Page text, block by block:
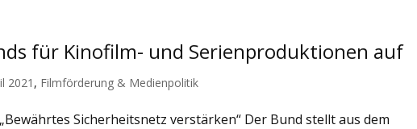
für Kinofilm- und Serienproduktionen auf
2021 , Filmförderung & Medienpolitik
Sicherheitsnetz verstärken“ Der Bund stellt aus dem